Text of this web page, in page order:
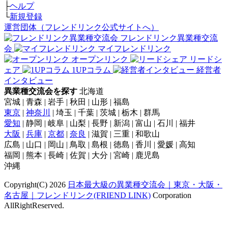
├ヘルプ
└新規登録
運営団体（フレンドリンク公式サイトへ）
フレンドリンク異業種交流
会
マイフレンドリンク
オープンリンク
リードシ
ェア
1UPコラム
経営者
インタビュー
異業種交流会を探す 北海道
宮城 | 青森 | 岩手 | 秋田 | 山形 | 福島
東京 | 神奈川
| 埼玉 | 千葉 | 茨城 | 栃木 | 群馬
愛知 | 静岡 | 岐阜 | 山梨 | 長野 | 新潟 | 富山 | 石川 | 福井
大阪 | 兵庫 | 京都 | 奈良 | 滋賀 | 三重 | 和歌山
広島 | 山口 | 岡山 | 鳥取 | 島根 | 徳島 | 香川 | 愛媛 | 高知
福岡 | 熊本 | 長崎 | 佐賀 | 大分 | 宮崎 | 鹿児島
沖縄
Copyright(C) 2026 日本最大級の異業種交流会｜東京・大阪・
名古屋｜フレンドリンク(FRIEND LINK) Corporation
AllRightReserved.